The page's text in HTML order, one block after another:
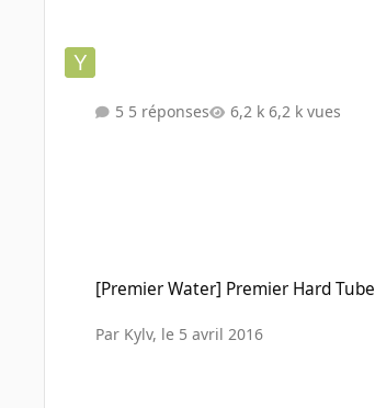
5 réponses 6,2 k vues
[Premier Water] Premier Hard Tube
Par Kylv, le 5 avril 2016